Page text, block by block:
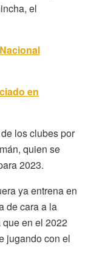
el
en
los clubes por
quien se
2023.
ya entrena en
de cara a la
en el 2022
jugando con el